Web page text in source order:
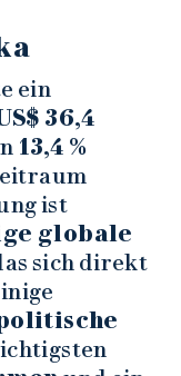
ein
36,4
13,4 %
ist
globale
sich direkt